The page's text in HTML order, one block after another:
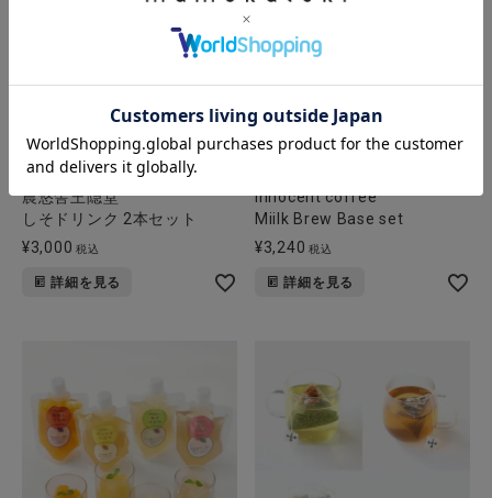
農悠舎王隠堂
しそドリンク 2本セット
¥3,000 税込
詳細を見る
innocent coffee
Miilk Brew Base set
¥3,240 税込
詳細を見る